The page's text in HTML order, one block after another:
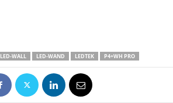
LED-WALL LED-WAND LEDTEK P4+WH PRO